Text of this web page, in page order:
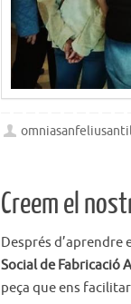
Creem el
Després d’aprendre
Social de Fabricació
peça que ens